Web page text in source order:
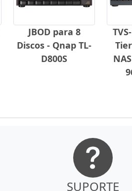
JBOD para 8
Discos - Qnap TL-
D800S
SUPORTE